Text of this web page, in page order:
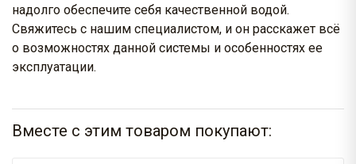
надолго обеспечите себя качественной водой.
Свяжитесь с нашим специалистом, и он расскажет всё
о возможностях данной системы и особенностях ее
эксплуатации.
Вместе с этим товаром покупают: